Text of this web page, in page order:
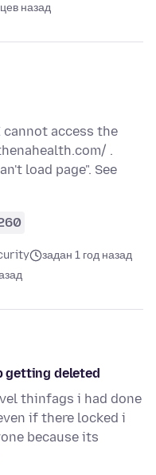
назад
access the
.
load page". See
задан 1 год назад
getting deleted
thinfags i had done
if there locked i
because its